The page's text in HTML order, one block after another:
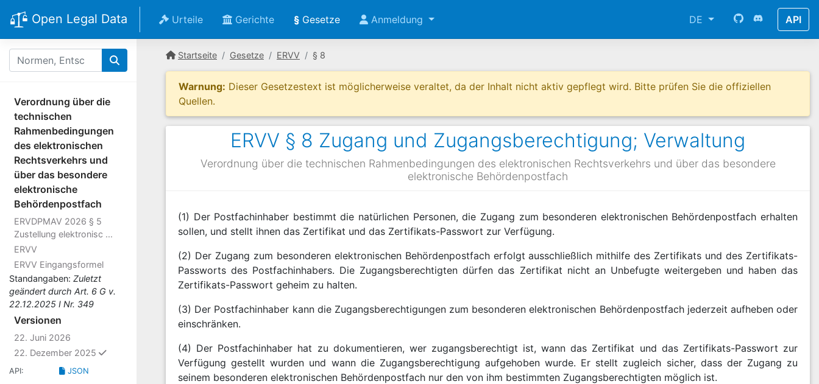
Open Legal Data Urteile Gerichte § Gesetze Anmeldung DE API
Verordnung über die
technischen
Rahmenbedingungen
des elektronischen
Rechtsverkehrs und
über das besondere
elektronische
Behördenpostfach
ERVDPMAV 2026 § 5
Zustellung elektronisc ...
ERVV
ERVV Eingangsformel
Standangaben: Zuletzt
geändert durch Art. 6 G v.
22.12.2025 I Nr. 349
Versionen
22. Juni 2026
22. Dezember 2025
ausgewählt
API: JSON
Startseite Gesetze ERVV § 8
Warnung: Dieser Gesetzestext ist möglicherweise veraltet, da der Inhalt nicht aktiv gepflegt wird. Bitte prüfen Sie die offiziellen
Quellen.
ERVV § 8 Zugang und Zugangsberechtigung; Verwaltung
Verordnung über die technischen Rahmenbedingungen des elektronischen Rechtsverkehrs und über das besondere
elektronische Behördenpostfach
(1) Der Postfachinhaber bestimmt die natürlichen Personen, die Zugang zum besonderen elektronischen Behördenpostfach erhalten
sollen, und stellt ihnen das Zertifikat und das Zertifikats-Passwort zur Verfügung.
(2) Der Zugang zum besonderen elektronischen Behördenpostfach erfolgt ausschließlich mithilfe des Zertifikats und des Zertifikats-
Passworts des Postfachinhabers. Die Zugangsberechtigten dürfen das Zertifikat nicht an Unbefugte weitergeben und haben das
Zertifikats-Passwort geheim zu halten.
(3) Der Postfachinhaber kann die Zugangsberechtigungen zum besonderen elektronischen Behördenpostfach jederzeit aufheben oder
einschränken.
(4) Der Postfachinhaber hat zu dokumentieren, wer zugangsberechtigt ist, wann das Zertifikat und das Zertifikats-Passwort zur
Verfügung gestellt wurden und wann die Zugangsberechtigung aufgehoben wurde. Er stellt zugleich sicher, dass der Zugang zu
seinem besonderen elektronischen Behördenpostfach nur den von ihm bestimmten Zugangsberechtigten möglich ist.